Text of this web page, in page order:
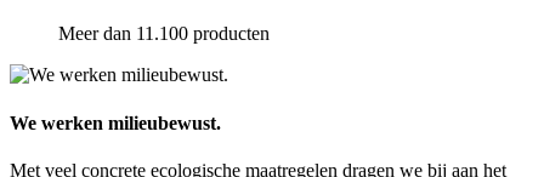
Meer dan 11.100 producten
We werken milieubewust.
Met veel concrete ecologische maatregelen dragen we bij aan het